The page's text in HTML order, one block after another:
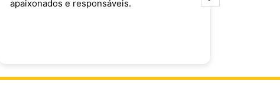
apaixonados e responsáveis.